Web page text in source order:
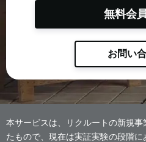
無料会
お問い
本サービスは、リクルートの新規
たもので、現在は実証実験の段階に